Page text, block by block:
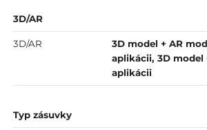
3D/AR
3D/AR
3D model + AR
aplikácii, 3D model
aplikácii
Typ zásuvky